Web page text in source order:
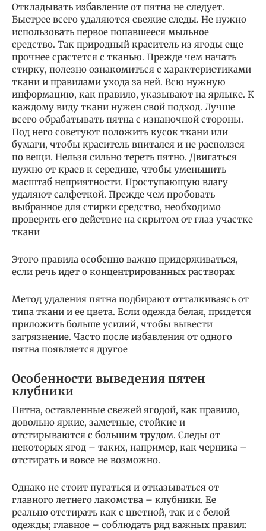
Откладывать избавление от пятна не следует.
Быстрее всего удаляются свежие следы. Не нужно
использовать первое попавшееся мыльное
средство. Так природный краситель из ягоды еще
прочнее срастется с тканью. Прежде чем начать
стирку, полезно ознакомиться с характеристиками
ткани и правилами ухода за ней. Всю нужную
информацию, как правило, указывают на ярлыке. К
каждому виду ткани нужен свой подход. Лучше
всего обрабатывать пятна с изнаночной стороны.
Под него советуют положить кусок ткани или
бумаги, чтобы краситель впитался и не расползся
по вещи. Нельзя сильно тереть пятно. Двигаться
нужно от краев к середине, чтобы уменьшить
масштаб неприятности. Проступающую влагу
удаляют салфеткой. Прежде чем пробовать
выбранное для стирки средство, необходимо
проверить его действие на скрытом от глаз участке
ткани
Этого правила особенно важно придерживаться,
если речь идет о концентрированных растворах
Метод удаления пятна подбирают отталкиваясь от
типа ткани и ее цвета. Если одежда белая, придется
приложить больше усилий, чтобы вывести
загрязнение. Часто после избавления от одного
пятна появляется другое
Особенности выведения пятен
клубники
Пятна, оставленные свежей ягодой, как правило,
довольно яркие, заметные, стойкие и
отстирываются с большим трудом. Следы от
некоторых ягод – таких, например, как черника –
отстирать и вовсе не возможно.
Однако не стоит пугаться и отказываться от
главного летнего лакомства – клубники. Ее
реально отстирать как с цветной, так и с белой
одежды; главное – соблюдать ряд важных правил: